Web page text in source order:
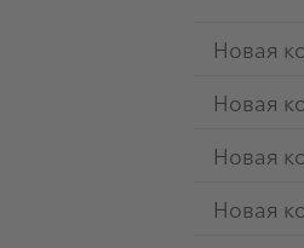
Новая
Новая
Новая
Новая